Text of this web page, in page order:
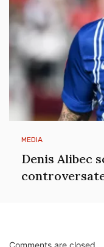
MEDIA
Denis Alibec
Comments are closed.